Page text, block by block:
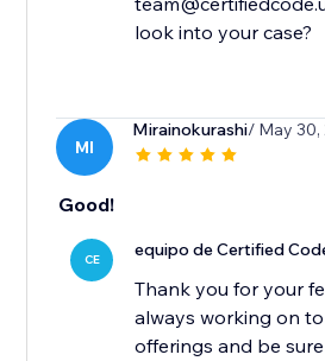
look into your case?
MI
Mirainokurashi/ May 30,
Good!
CE equipo de Certified
Thank you for your
always working on
offerings and be